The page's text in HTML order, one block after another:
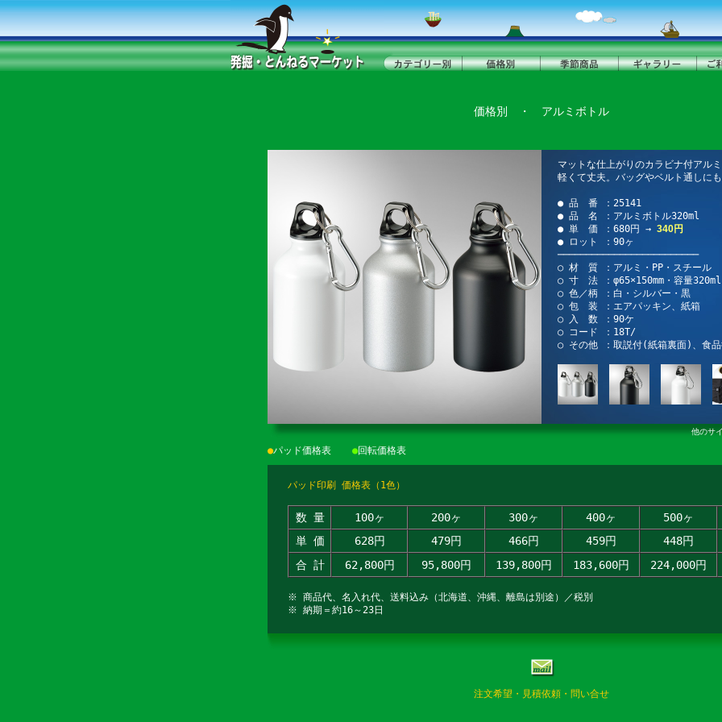
価格別 ・ アルミボトル
マットな仕上がりのカラビナ付アル
軽くて丈夫。バッグやベルト通しに
● 品 番 ：25141
● 品 名 ：アルミボトル320ml
● 単 価 ：680円 → 340円
● ロット ：90ヶ
─────────────────────────
○ 材 質 ：アルミ・PP・スチール
○ 寸 法 ：φ65×150mm・容量320ml
○ 色／柄 ：白・シルバー・黒
○ 包 装 ：エアパッキン、紙箱
○ 入 数 ：90ケ
○ コード ：18T/
○ その他 ：取説付(紙箱裏面)、食品
他のサ
●パッド価格表 ●回転価格表
パッド印刷 価格表（1色）
数 量 100ヶ 200ヶ 300ヶ 400ヶ
500ヶ
単 価
628円 479円 466円 459円
448円
合 計
62,800円 95,800円 139,800円 183,600円 224,000円
※ 商品代、名入れ代、送料込み（北海道、沖縄、離島は別途）／税別
※ 納期＝約16～23日
注文希望・見積依頼・問い合せ